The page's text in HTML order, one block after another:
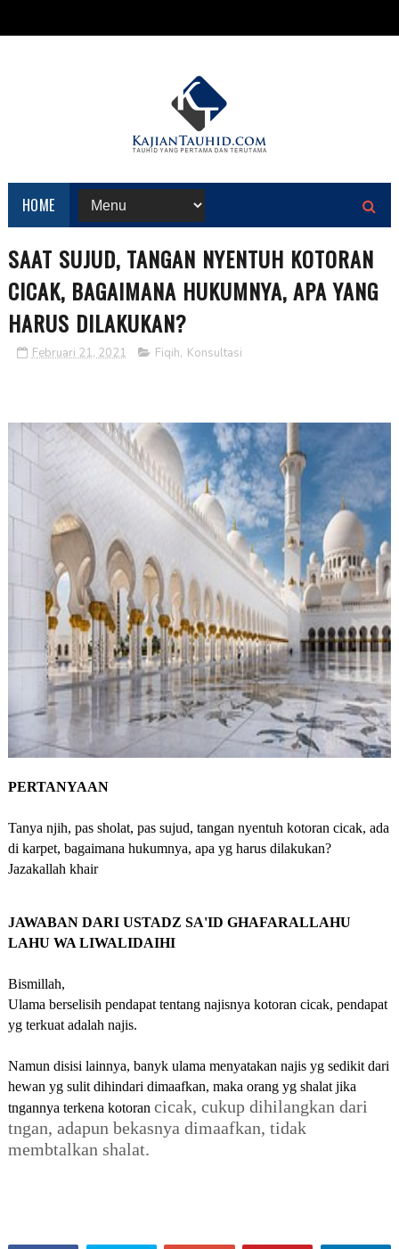
HOME
SAAT SUJUD, TANGAN NYENTUH KOTORAN
CICAK, BAGAIMANA HUKUMNYA, APA YANG
HARUS DILAKUKAN?
Februari 21, 2021 Fiqih, Konsultasi
PERTANYAAN
Tanya njih, pas sholat, pas sujud, tangan nyentuh kotoran cicak, ada
di karpet, bagaimana hukumnya, apa yg harus dilakukan?
Jazakallah khair
JAWABAN DARI USTADZ SA'ID GHAFARALLAHU
LAHU WA LIWALIDAIHI
Bismillah,
Ulama berselisih pendapat tentang najisnya kotoran cicak, pendapat
yg terkuat adalah najis.
Namun disisi lainnya, banyk ulama menyatakan najis yg sedikit dari
hewan yg sulit dihindari dimaafkan, maka orang yg shalat jika
tngannya terkena kotoran cicak, cukup dihilangkan dari
tngan, adapun bekasnya dimaafkan, tidak
membtalkan shalat.